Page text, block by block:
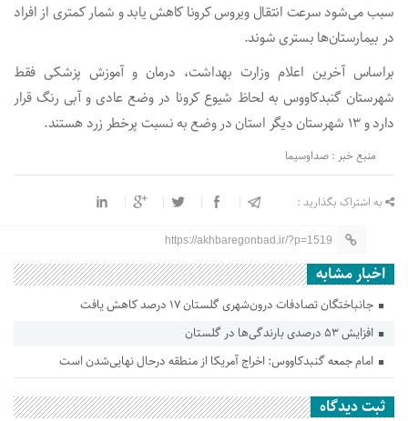
سبب می‌شود سرعت انتقال ویروس کرونا کاهش یابد و شمار کمتری از افراد
در بیمارستان‌ها بستری شوند.
براساس آخرین اعلام وزارت بهداشت، درمان و آموزش پزشکی فقط
شهرستان گنبدکاووس به لحاظ شیوع کرونا در وضع عادی و آبی رنگ قرار
دارد و ۱۳ شهرستان دیگر استان در وضع به نسبت پرخطر زرد هستند.
منبع خبر : صداوسیما
به اشتراک بگذارید :
https://akhbaregonbad.ir/?p=1519
اخبار مشابه
جانباختگان تصادفات درون‌شهری گلستان ۱۷ درصد کاهش یافت
افزایش ۵۳ درصدی بارندگی‌ها در گلستان
امام جمعه گنبدکاووس: اخراج آمریکا از منطقه درحال نهایی‌شدن است
ثبت دیدگاه